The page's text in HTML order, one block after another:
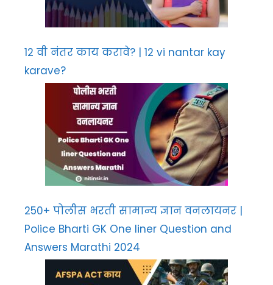
12 वी नंतर काय करावे? | 12 vi nantar kay
karave?
250+ पोलीस भरती सामान्य ज्ञान वनलायनर |
Police Bharti GK One liner Question and
Answers Marathi 2024